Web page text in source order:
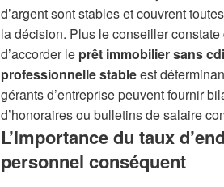
d’argent sont stables et couvrent
la décision. Plus le conseiller constate
d’accorder le prêt immobilier sans cdi
professionnelle stableest
gérants d’entreprise peuvent fournir
d’honoraires ou bulletins de salaire
L’importance du taux
personnel conséquent